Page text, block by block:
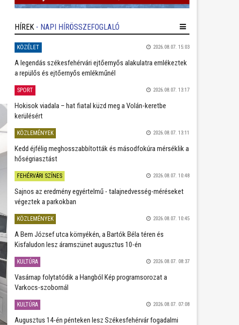
HÍREK - NAPI HÍRÖSSZEFOGLALÓ
KÖZÉLET 2026.08.07. 15:03
A legendás székesfehérvári ejtőernyős alakulatra emlékeztek
a repülős és ejtőernyős emlékműnél
SPORT 2026.08.07. 13:17
Hokisok viadala – hat fiatal küzd meg a Volán-keretbe
kerülésért
KÖZLEMÉNYEK 2026.08.07. 13:11
Kedd éjfélig meghosszabbították és másodfokúra mérséklik a
hőségriasztást
FEHÉRVÁRI SZÍNES 2026.08.07. 10:48
Sajnos az eredmény egyértelmű - talajnedvesség-méréseket
végeztek a parkokban
KÖZLEMÉNYEK 2026.08.07. 10:45
A Bem József utca környékén, a Bartók Béla téren és
Kisfaludon lesz áramszünet augusztus 10-én
KULTÚRA 2026.08.07. 08:37
Vasárnap folytatódik a Hangból Kép programsorozat a
Varkocs-szobornál
KULTÚRA 2026.08.07. 07:08
Augusztus 14-én pénteken lesz Székesfehérvár fogadalmi